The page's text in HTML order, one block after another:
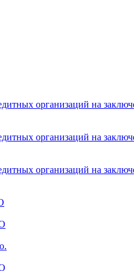
организаций на
организаций на
организаций на